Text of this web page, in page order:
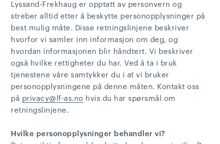
Lyssand-Frekhaug er opptatt av personvern og
streber alltid etter å beskytte personopplysninger på
best mulig måte. Disse retningslinjene beskriver
hvorfor vi samler inn informasjon om deg, og
hvordan informasjonen blir håndtert. Vi beskriver
også hvilke rettigheter du har. Ved å ta i bruk
tjenestene våre samtykker du i at vi bruker
personopplysningene på denne måten. Kontakt oss
på privacy@lf-as.no hvis du har spørsmål om
retningslinjene.
Hvilke personopplysninger behandler vi?